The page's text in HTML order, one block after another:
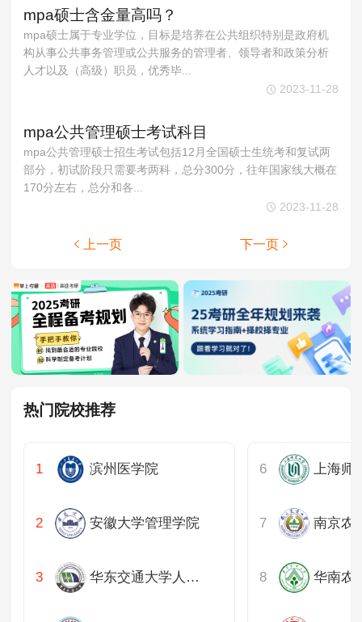
mpa硕士含金量高吗？
mpa硕士属于专业学位，目标是培养在公共组织特别是政府机
构从事公共事务管理或公共服务的管理者、领导者和政策分析
人才以及（高级）职员，优秀毕...
2023-11-28
mpa公共管理硕士考试科目
mpa公共管理硕士招生考试包括12月全国硕士生统考和复试两
部分，初试阶段只需要考两科，总分300分，往年国家线大概在
170分左右，总分和各...
2023-11-28
上一页 下一页
热门院校推荐
滨州医学院
安徽大学管理学院
华东交通大学人文社会科学学院
南京农